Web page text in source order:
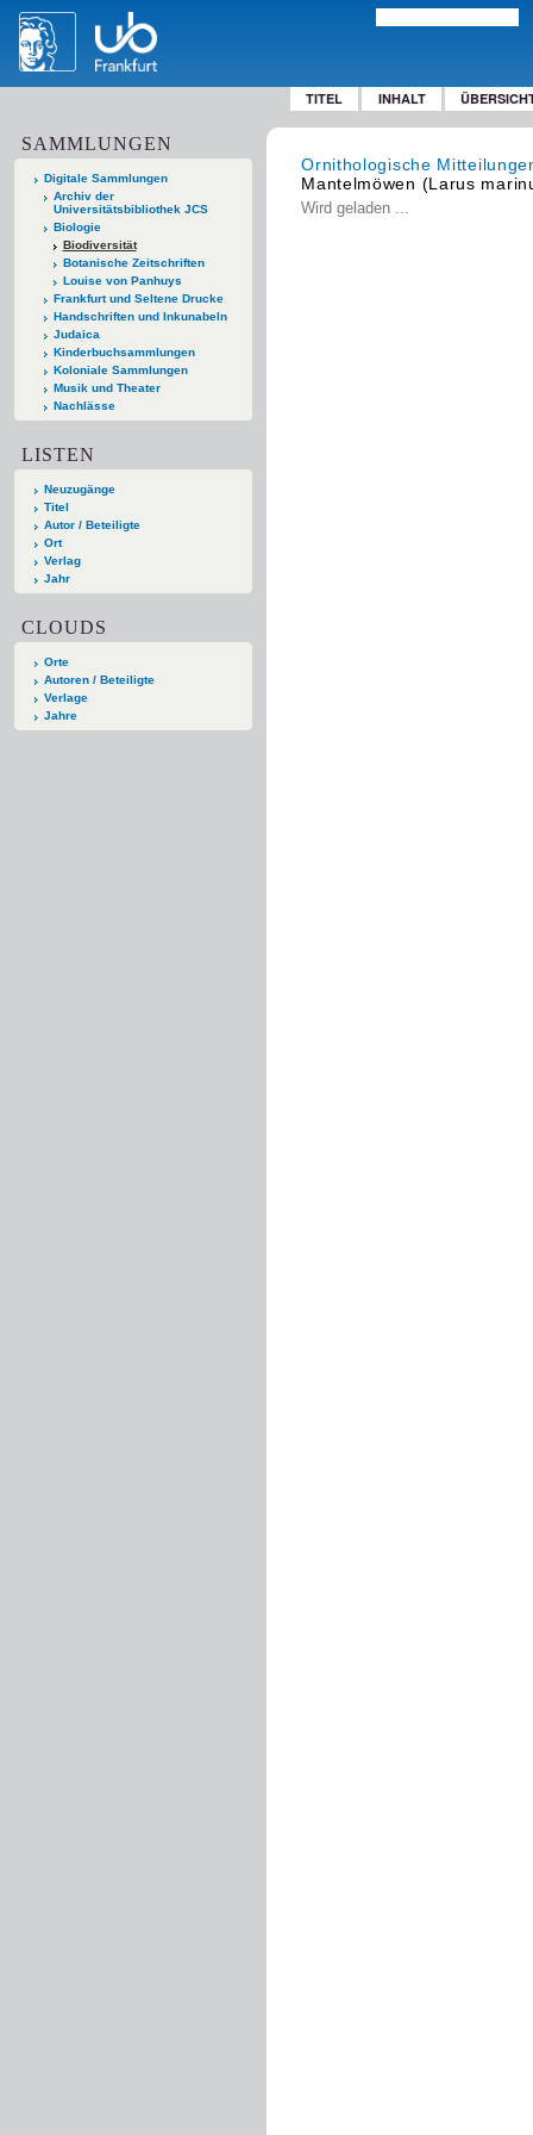
TITEL INHALT
SAMMLUNGEN
Digitale Sammlungen
Archiv der
Universitätsbibliothek JCS
Biologie
Biodiversität
Botanische Zeitschriften
Louise von Panhuys
Frankfurt und Seltene Drucke
Handschriften und Inkunabeln
Judaica
Kinderbuchsammlungen
Koloniale Sammlungen
Musik und Theater
Nachlässe
LISTEN
Neuzugänge
Titel
Autor / Beteiligte
Ort
Verlag
Jahr
CLOUDS
Orte
Autoren / Beteiligte
Verlage
Jahre
Ornithologische
Mantelmöwen (Larus
Wird geladen ...